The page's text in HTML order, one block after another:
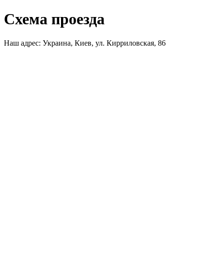
Схема проезда
Наш адрес: Украина, Киев, ул. Кирриловская, 86